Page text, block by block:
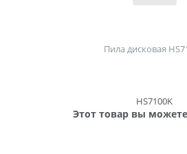
Пила дисковая
HS7100K
Этот товар вы